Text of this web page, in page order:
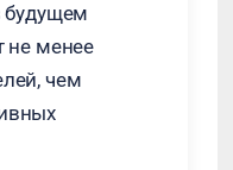
будущем
не менее
чем